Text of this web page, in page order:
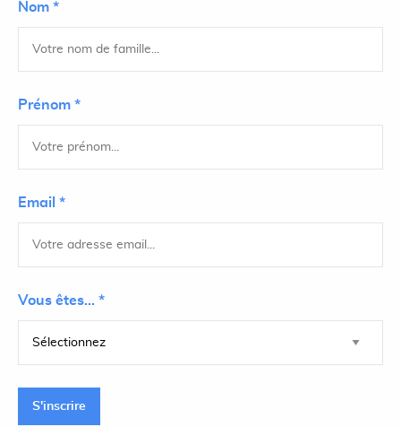
Nom *
Prénom *
Email *
Vous êtes... *
S'inscrire